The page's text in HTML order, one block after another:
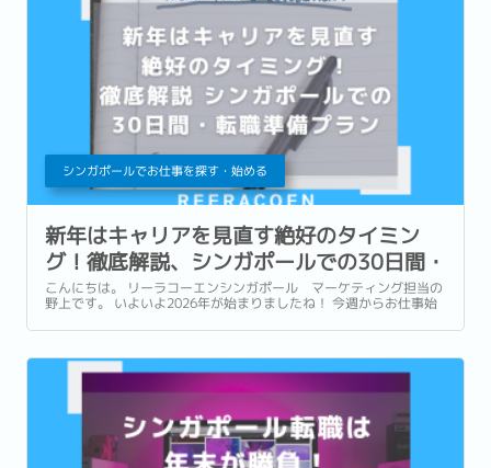
シンガポールでお仕事を探す・始める
新年はキャリアを見直す絶好のタイミン
グ！徹底解説、シンガポールでの30日間・
転職準備プラン
こんにちは。 リーラコーエンシンガポール マーケティング担当の
野上です。 いよいよ2026年が始まりましたね！ 今週からお仕事始